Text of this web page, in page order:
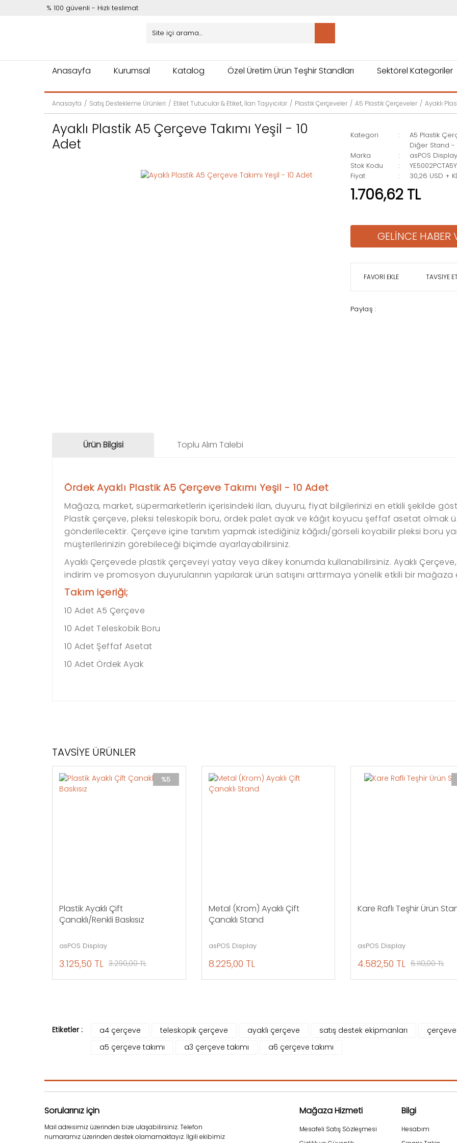
% 100 güvenli - Hızlı teslimat
Anasayfa Kurumsal Katalog Özel Üretim Ürün Teşhir Standları Sektörel Kategoriler
Anasayfa Satış Destekleme Ürünleri Etiket Tutucular & Etiket, İlan Taşıyıcılar Plastik Çerçeveler A5 Plastik Çerçeveler Ayaklı
Ayaklı Plastik A5 Çerçeve Takımı Yeşil - 10
Adet
Kategori A5 Plastik
Diğer Stand -
Marka
asPOS Display
Stok Kodu
Fiyat
30,26 USD +
1.706,62 TL
GELİNCE HABER
TAVSİYE
Paylaş :
Ürün Bilgisi Toplu Alım Talebi
Ördek Ayaklı Plastik A5 Çerçeve Takımı Yeşil - 10 Adet
Mağaza, market, süpermarketlerin içerisindeki ilan, duyuru, fiyat bilgilerinizi en etkili şekilde
Plastik çerçeve, pleksi teleskopik boru, ördek palet ayak ve kâğıt koyucu şeffaf asetat olmak
gönderilecektir. Çerçeve içine tanıtım yapmak istediğiniz kâğıdı/görseli koyabilir pleksi boru
müşterilerinizin görebileceği biçimde ayarlayabilirsiniz.
Ayaklı Çerçevede plastik çerçeveyi yatay veya dikey konumda kullanabilirsiniz. Ayaklı
indirim ve promosyon duyurularının yapılarak ürün satışını arttırmaya yönelik etkili bir mağaza
Takım içeriği;
10 Adet A5 Çerçeve
10 Adet Teleskobik Boru
10 Adet Şeffaf Asetat
10 Adet Ördek Ayak
TAVSİYE ÜRÜNLER
%5
Plastik Ayaklı Çift
Çanaklı/Renkli Baskısız
asPOS Display
3.125,50 TL 3.290,00 TL
Metal (Krom) Ayaklı Çift
Çanaklı Stand
asPOS Display
8.225,00 TL
Kare Raflı Teşhir Ürün
asPOS Display
4.582,50 TL 6.110,00 TL
Etiketler : a4 çerçeve teleskopik çerçeve ayaklı çerçeve satış destek ekipmanları çerçeve
a5 çerçeve takımı
a3 çerçeve takımı a6 çerçeve takımı
Sorularınız için
Mail adresimiz üzerinden bize ulaşabilirsiniz. Telefon
numaramız üzerinden destek olamamaktayız. İlgili ekibimiz
Mağaza Hizmeti
Mesafeli Satış Sözleşmesi
Bilgi
Hesabım